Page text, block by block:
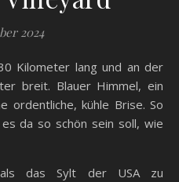
2024
breit. Blauer Himmel, ein
ordentliche, kühle Brise. So
da so schön sein soll, wie
als das Sylt der USA zu